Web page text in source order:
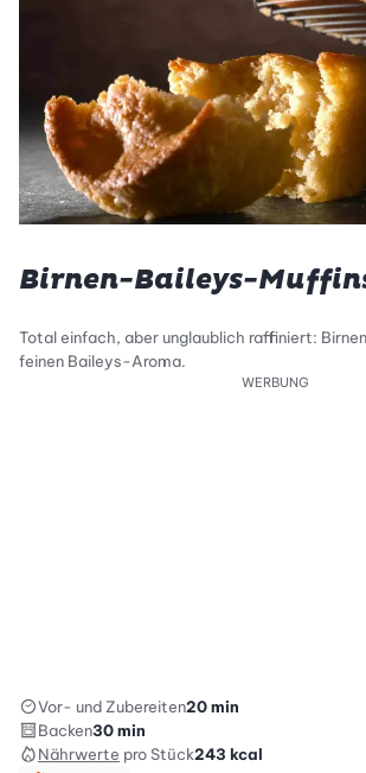
Birnen-Baileys-
Total einfach, aber unglaublich raffiniert:
feinen Baileys-Aroma.
WERBUNG
Vor- und Zubereiten20 min
Backen30 min
Nährwerte pro Stück243 kcal